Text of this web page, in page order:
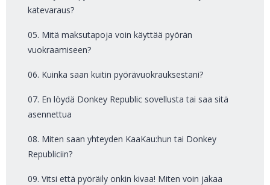
katevaraus?
05. Mitä maksutapoja voin käyttää pyörän
vuokraamiseen?
06. Kuinka saan kuitin pyörävuokrauksestani?
07. En löydä Donkey Republic sovellusta tai saa sitä
asennettua
08. Miten saan yhteyden KaaKau:hun tai Donkey
Republiciin?
09. Vitsi että pyöräily onkin kivaa! Miten voin jakaa